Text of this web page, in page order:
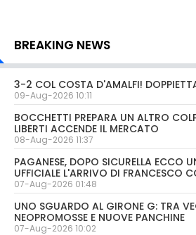
BREAKING NEWS
3-2 COL COSTA D'AMALFI!
09-Aug-2026 10:11
BOCCHETTI PREPARA UN ALTRO
LIBERTI ACCENDE IL MERCATO
08-Aug-2026 11:37
PAGANESE, DOPO SICURELLA ECCO
UFFICIALE L'ARRIVO DI FRANCESCO
07-Aug-2026 01:48
UNO SGUARDO AL GIRONE G: TRA
NEOPROMOSSE E NUOVE PANCHINE
07-Aug-2026 10:02